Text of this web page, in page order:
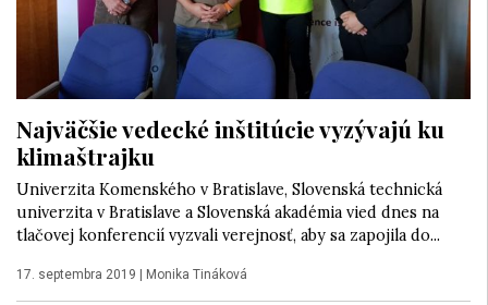
Najväčšie vedecké inštitúcie vyzývajú ku
klimaštrajku
Univerzita Komenského v Bratislave, Slovenská technická
univerzita v Bratislave a Slovenská akadémia vied dnes na
tlačovej konferencií vyzvali verejnosť, aby sa zapojila do...
17. septembra 2019 Monika Tináková